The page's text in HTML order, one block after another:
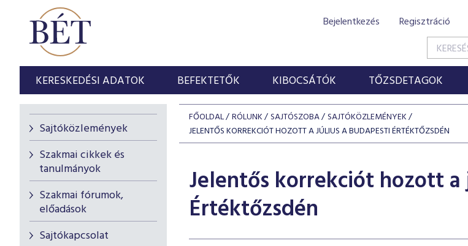
Bejelentkezés Regisztráció
KERESKEDÉSI ADATOK BEFEKTETŐK KIBOCSÁTÓK TŐZSDETAGOK
Sajtóközlemények
Szakmai cikkek és
tanulmányok
Szakmai fórumok,
előadások
Sajtókapcsolat
FŐOLDAL RÓLUNK SAJTÓSZOBA SAJTÓKÖZLEMÉNYEK
JELENTŐS KORREKCIÓT HOZOTT A JÚLIUS A BUDAPESTI ÉRTÉKTŐZSDÉN
Jelentős korrekciót hozott
Értéktőzsdén